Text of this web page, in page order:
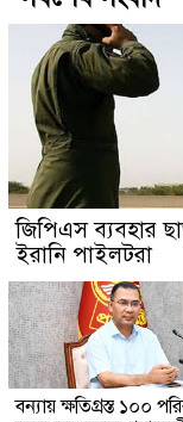
জিপিএস ব্যবহার
ইরানি পাইলটরা
বন্যায় ক্ষতিগ্রস্ত ১০০